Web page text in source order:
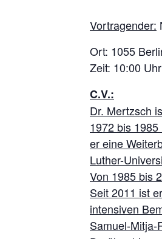
Vortragender:
Ort: 1055
Zeit: 10:00
C.V.:
Dr. Mertzsch
1972 bis
er eine
Luther-
Von 1985 bis
Seit 2011 ist
intensiven
Samuel-Mitja-